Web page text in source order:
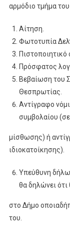
αρμόδιο τμήμα
Αίτηση.
Φωτοτυπία
Πιστοποιητικό
Πρόσφατος
Βεβαίωση του
Θεσπρωτίας.
Αντίγραφο
συμβολαίου
μίσθωσης) ή
ιδιοκατοίκησης).
Υπεύθυνη
θα δηλώνει
στο Δήμο
του.